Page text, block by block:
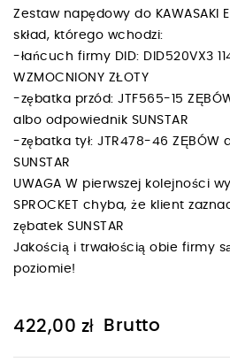
Zestaw napędowy do KAWASAKI
skład, którego wchodzi:
-łańcuch firmy DID: DID520VX3
WZMOCNIONY ZŁOTY
-zębatka przód: JTF565-15
albo odpowiednik SUNSTAR
-zębatka tył: JTR478-46 ZĘBÓW
SUNSTAR
UWAGA W pierwszej kolejności
SPROCKET chyba, że klient
zębatek SUNSTAR
Jakością i trwałością obie firmy
poziomie!
422,00 zł Brutto